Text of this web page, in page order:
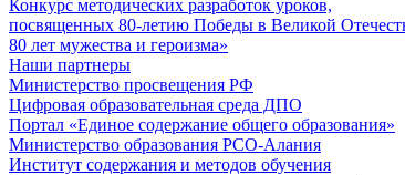
Конкурс методических разработок уроков,
посвященных 80-летию Победы в Великой
80 лет мужества и героизма»
Наши партнеры
Министерство просвещения РФ
Цифровая образовательная среда ДПО
Портал «Единое содержание общего образования»
Министерство образования РСО-Алания
Институт содержания и методов обучения